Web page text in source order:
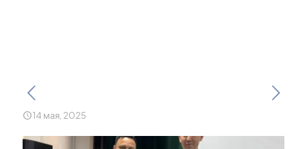
14 мая, 2025